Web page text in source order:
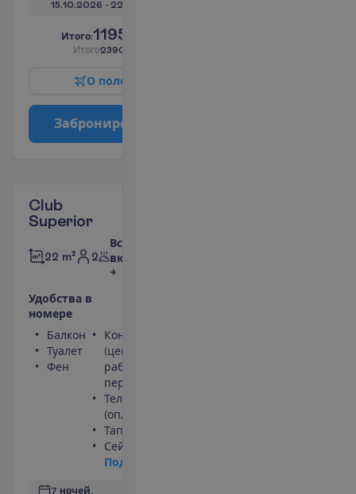
15.10.2026 - 22.10.2026
Итого:1195.00
Итого2390.00
О поле
Заброниро
Club
Superior
22 m² 2
Все
включено
+
Удобства в
номере
Балкон
Туалет
Фен
Кондиционер
(центральный,
работает
периодически)
Телефон
(оплачивается)
Тапочки
Сейф
Под
7 ночей,